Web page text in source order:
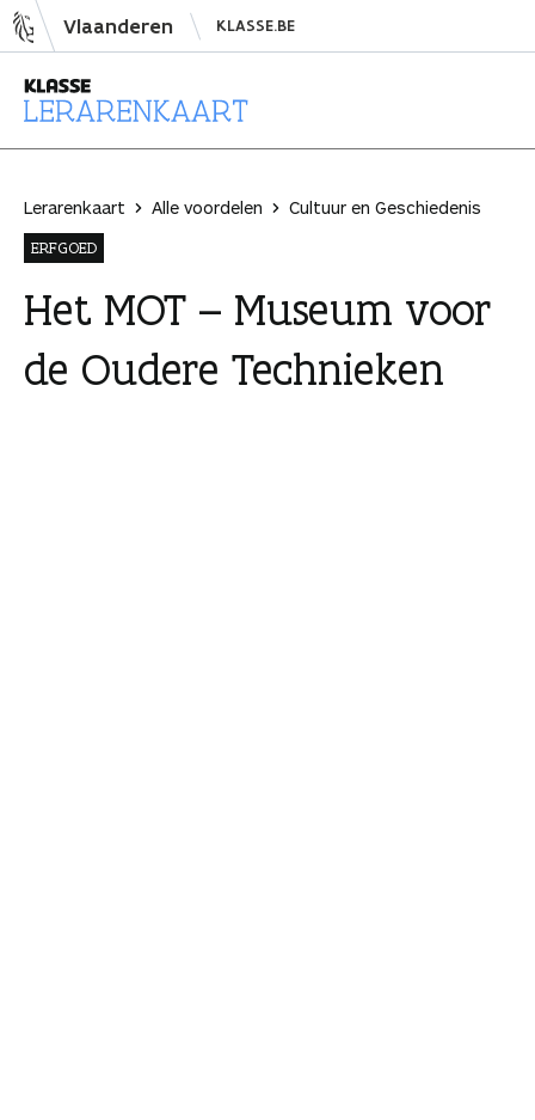
N
a
Vlaanderen KLASSE.BE
r
a
r
e
n
k
a
Lerarenkaart Alle voordelen
Cultuur en Geschiedenis
ERFGOED
Het MOT – Museum voor
de Oudere Technieken